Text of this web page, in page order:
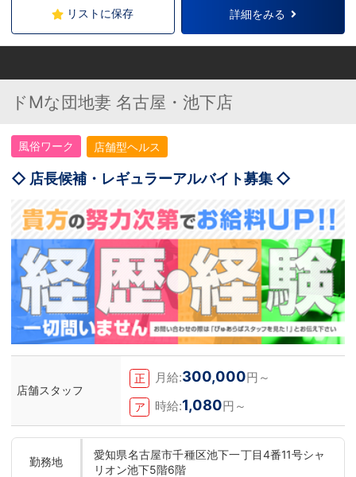
リストに保存 詳細をみる
ドMな団地妻 名古屋・池下店
風俗ワーク 店舗型ヘルス
◇ 店長候補・レギュラーアルバイト募集 ◇
店舗スタッフ
正 月給:300,000円～
ア 時給:1,080円～
勤務地
愛知県名古屋市千種区池下一丁目4番11号シャ
リオン池下5階6階